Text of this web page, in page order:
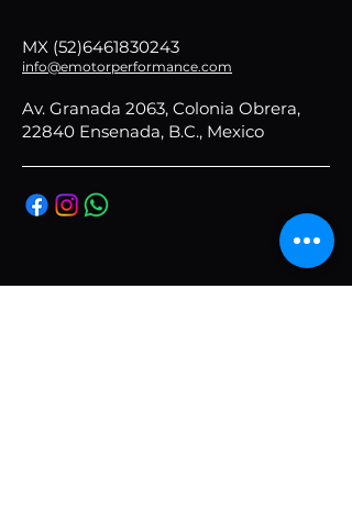
MX (52)6461830243
info@emotorperformance.com
Av. Granada 2063, Colonia Obrera,
22840 Ensenada, B.C., Mexico